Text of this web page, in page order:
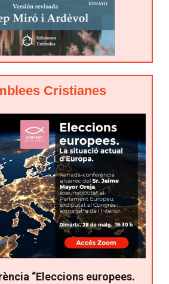
Cristianes
“Eleccions europees.